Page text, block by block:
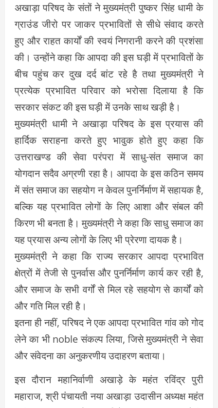
अखाड़ा परिषद के संतों ने मुख्यमंत्री पुष्कर सिंह धामी के
ग्राउंड जीरो पर जाकर प्रभावितों से सीधे संवाद करते
हुए और राहत कार्यों की स्वयं निगरानी करने की प्रशंसा
की। उन्होंने कहा कि आपदा की इस घड़ी में प्रभावितों के
बीच पहुंच कर दुख दर्द बांट रहे है तथा मुख्यमंत्री ने
प्रत्येक प्रभावित परिवार को भरोसा दिलाया है कि
सरकार संकट की इस घड़ी में उनके साथ खड़ी है।
मुख्यमंत्री धामी ने अखाड़ा परिषद के इस प्रयास की
हार्दिक सराहना करते हुए भावुक होते हुए कहा कि
उत्तराखण्ड की सेवा परंपरा में साधु-संत समाज का
योगदान सदैव अग्रणी रहा है। आपदा के इस कठिन समय
में संत समाज का सहयोग न केवल पुनर्निर्माण में सहायक है,
बल्कि यह प्रभावित लोगों के लिए आशा और संबल की
किरण भी बनता है। मुख्यमंत्री ने कहा कि साधु समाज का
यह प्रयास अन्य लोगों के लिए भी प्रेरणा दायक है।
मुख्यमंत्री ने कहा कि राज्य सरकार आपदा प्रभावित
क्षेत्रों में तेजी से पुनर्वास और पुनर्निर्माण कार्य कर रही है,
और समाज के सभी वर्गों से मिल रहे सहयोग से कार्यों को
और गति मिल रही है।
इतना ही नहीं, परिषद ने एक आपदा प्रभावित गांव को गोद
लेने का भी noble संकल्प लिया, जिसे मुख्यमंत्री ने सेवा
और संवेदना का अनुकरणीय उदाहरण बताया।
इस दौरान महानिर्वाणी अखाड़े के महंत रविंद्र पुरी
महाराज, श्री पंचायती नया अखाड़ा उदासीन अध्यक्ष महंत